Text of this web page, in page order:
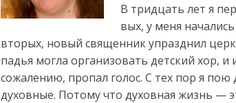
В трид­цать лет я
вых, у ме­ня
вто­рых, но­вый свя­щен­ник уп­разд­нил
падья мог­ла ор­га­ни­зо­вать детс­кий хор,
сожалению, пропал голос. С тех пор я
духовные. Потому что духовная жизнь —